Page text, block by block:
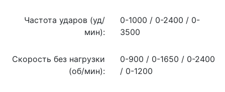
Частота ударов (уд/
мин):
0-1000 / 0-2400 / 0-
3500
Скорость без нагрузки
(об/мин):
0-900 / 0-1650 / 0-2400
/ 0-1200